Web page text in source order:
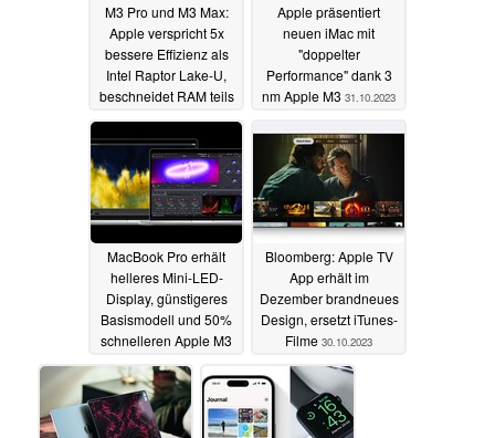
M3 Pro und M3 Max:
Apple verspricht 5x
bessere Effizienz als
Intel Raptor Lake-U,
beschneidet RAM teils
31.10.2023
Apple präsentiert
neuen iMac mit
"doppelter
Performance" dank 3
nm Apple M3 31.10.2023
MacBook Pro erhält
helleres Mini-LED-
Display, günstigeres
Basismodell und 50%
schnelleren Apple M3
31.10.2023
Bloomberg: Apple TV
App erhält im
Dezember brandneues
Design, ersetzt iTunes-
Filme 30.10.2023